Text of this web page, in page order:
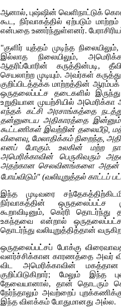
ஆனால், புஷ்ஷின் வெளிநாட்டுக்
கூட, நிர்வாகத்தில் ஏற்படும்
என்பதை உணர்ந்துள்ளனர்.
"குளிர் யுத்தம் முடிந்த
இல்லாத நிலையிலும்,
ஆதரிப்போரின் கருத்தின்படி,
செயலாற்ற முடியும். அவர்கள்
குறிப்பிடத்தக்க மாற்றத்தின்
ஒருதலைப்பட்ச தடைகளில்
உறுதியான முயற்சியில்
எந்தக் கட்சி அரசாங்கத்தை
தன்னுடைய அதிகாரத்தை இன்னும்
கூட்டணிகள் இவற்றின் தலையீடு,
விளைவு, மேலாதிக்கம் நிறைந்த,
எனப் போகும். உலகின் மற்ற
அமெரிக்காவின் பெருகிவரும்
அதற்கான செலவினங்களை அதன் மீது
போய்விடும்" (வலியுறுத்தல் காட்டப்
இந்த முடிவரை
நிர்வாகத்தின் ஒருதலைப்பட்ச
கூறாவிடினும், கெர்ரி
உகந்தவை என்றால்
தொடர்ந்து வலியுறுத்தித்தான்
ஒருதலைப்பட்சப் போக்கு
வளர்ச்சிக்கான காரணத்தை அவர்
விட அமெரிக்காவின்
குறிப்பிடுகிறார்; மேலும்
தேவையானால், தான் தொடரும்
நேர்ந்தாலும் அவற்றைப்
இந்த விளக்கம் போதுமானது அல்ல.